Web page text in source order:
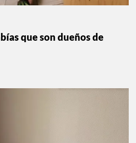
que son dueños de